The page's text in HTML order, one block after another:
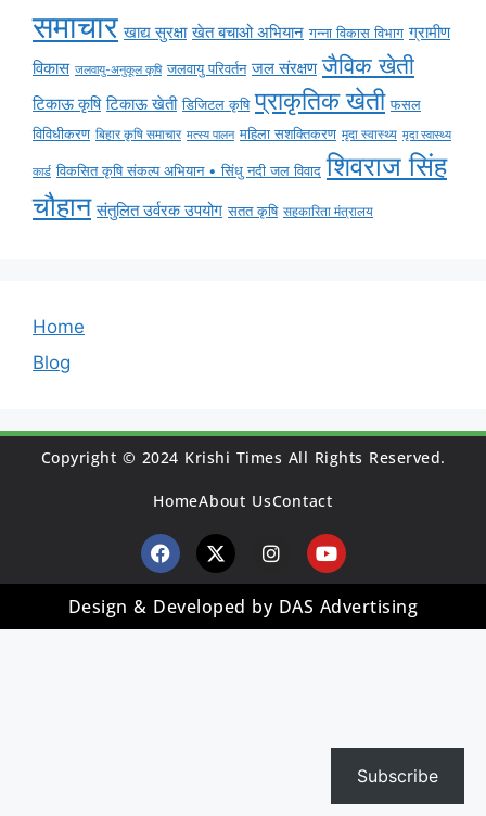
समाचार खाद्य सुरक्षा खेत बचाओ अभियान गन्ना विकास विभाग ग्रामीण
विकास जलवायु-अनुकूल कृषि जलवायु परिवर्तन जल संरक्षण जैविक खेती
टिकाऊ कृषि टिकाऊ खेती डिजिटल कृषि प्राकृतिक खेती फसल
विविधीकरण बिहार कृषि समाचार मत्स्य पालन महिला सशक्तिकरण मृदा स्वास्थ्य मृदा स्वास्थ्य
कार्ड विकसित कृषि संकल्प अभियान • सिंधु नदी जल विवाद शिवराज सिंह
चौहान संतुलित उर्वरक उपयोग सतत कृषि सहकारिता मंत्रालय
Home
Blog
Copyright © 2024 Krishi Times All Rights Reserved.
HomeAbout UsContact
Design & Developed by DAS Advertising
Subscribe